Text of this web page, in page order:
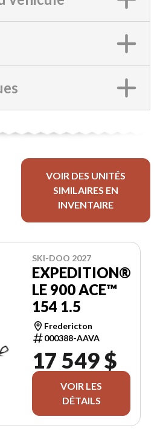
VOIR DES UNITÉS
SIMILAIRES EN
INVENTAIRE
SKI-DOO 2027
EXPEDITION®
LE 900 ACE™
154 1.5
Fredericton
000388-AAVA
17 549 $
VOIR LES
DÉTAILS